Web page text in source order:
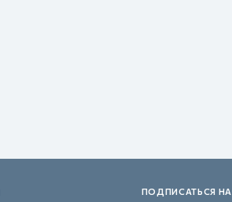
ПОДПИСАТЬСЯ